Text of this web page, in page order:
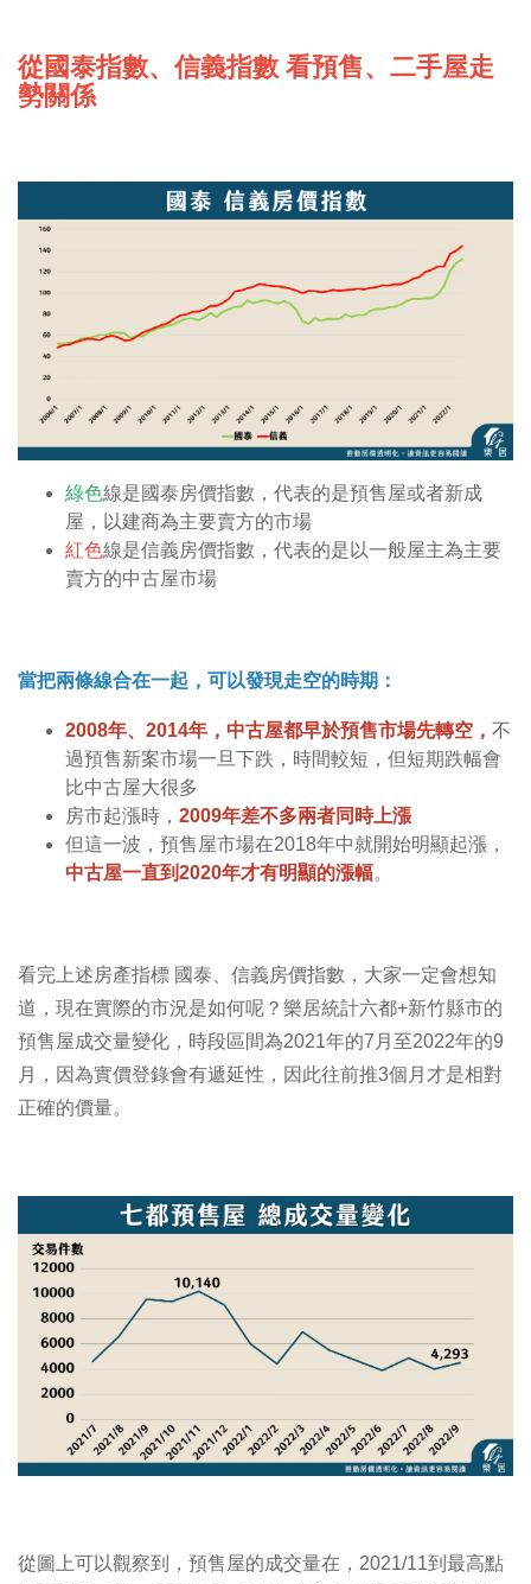
從國泰指數、信義指數 看預售、二手屋走
勢關係
綠色線是國泰房價指數，代表的是預售屋或者新成
屋，以建商為主要賣方的市場
紅色線是信義房價指數，代表的是以一般屋主為主要
賣方的中古屋市場
當把兩條線合在一起，可以發現走空的時期：
2008年、2014年，中古屋都早於預售市場先轉空， 不
過預售新案市場一旦下跌，時間較短，但短期跌幅會
比中古屋大很多
房市起漲時， 2009年差不多兩者同時上漲
但這一波，預售屋市場在2018年中就開始明顯起漲，
中古屋一直到2020年才有明顯的漲幅。
看完上述房產指標 國泰、信義房價指數，大家一定會想知
道，現在實際的市況是如何呢？樂居統計六都+新竹縣市的
預售屋成交量變化，時段區間為2021年的7月至2022年的9
月，因為實價登錄會有遞延性，因此往前推3個月才是相對
正確的價量。
從圖上可以觀察到，預售屋的成交量在，2021/11到最高點